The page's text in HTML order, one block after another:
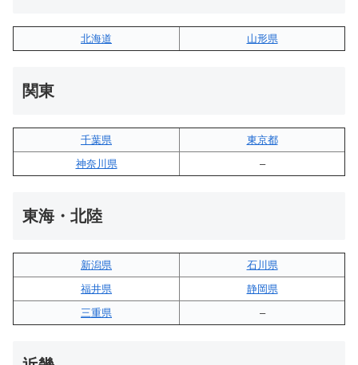
北海道 山形県
関東
千葉県
東京都
神奈川県
–
東海・北陸
新潟県
石川県
福井県
静岡県
三重県
–